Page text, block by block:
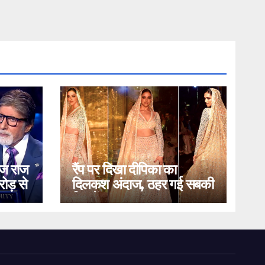
राज
से
रैंप पर दिखा दीपिका का
दिलकश अंदाज, ठहर गई सबकी
निगाहें